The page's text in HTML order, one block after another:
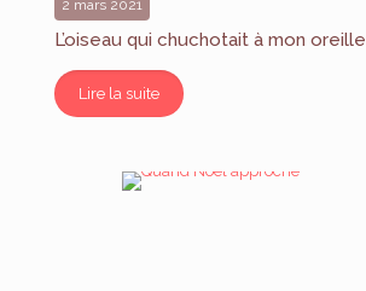
2 mars 2021
L’oiseau qui chuchotait à mon oreille
Lire la suite